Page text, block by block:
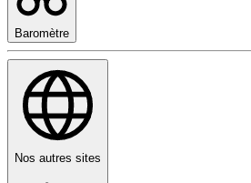
Baromètre
Nos autres sites